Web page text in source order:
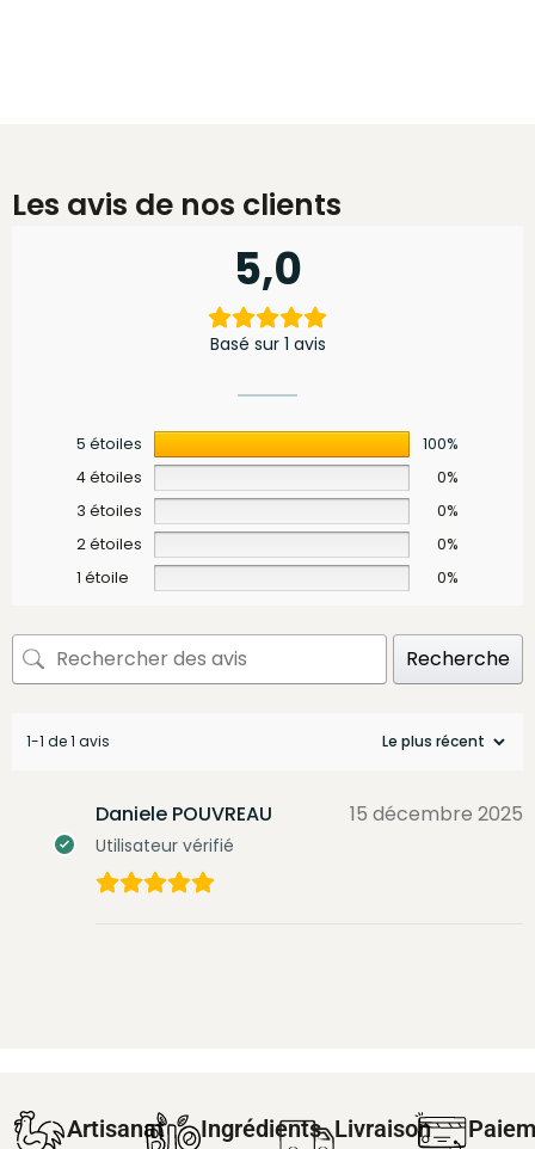
Les avis de nos clients
5,0
Basé sur 1 avis
5 étoiles
100%
4 étoiles
0%
3 étoiles
0%
2 étoiles
0%
1 étoile
0%
Recherche
1-1 de 1 avis
Daniele POUVREAU
Utilisateur vérifié
15 décembre 2025
Artisanat
Ingrédients Livraison